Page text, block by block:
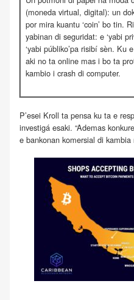
(moneda virtual, digital): un
por mira kuantu ‘coin’ bo tin.
yabinan di seguridat: e ‘yabi
‘yabi públiko’pa risibí sèn. Ku
aki no ta online mas i bo ta
kambio i crash di computer.
P’esei Kroll ta pensa ku ta e
investigá esaki. “Ademas
e bankonan komersial di